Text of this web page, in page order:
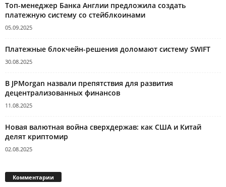
Топ-менеджер Банка Англии предложила создать
платежную систему со стейблкоинами
05.09.2025
Платежные блокчейн-решения доломают систему SWIFT
30.08.2025
В JPMorgan назвали препятствия для развития
децентрализованных финансов
11.08.2025
Новая валютная война сверхдержав: как США и Китай
делят криптомир
02.08.2025
Комментарии